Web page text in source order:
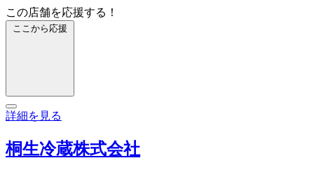
この店舗を応援する！
ここから応援
詳細を見る
桐生冷蔵株式会社